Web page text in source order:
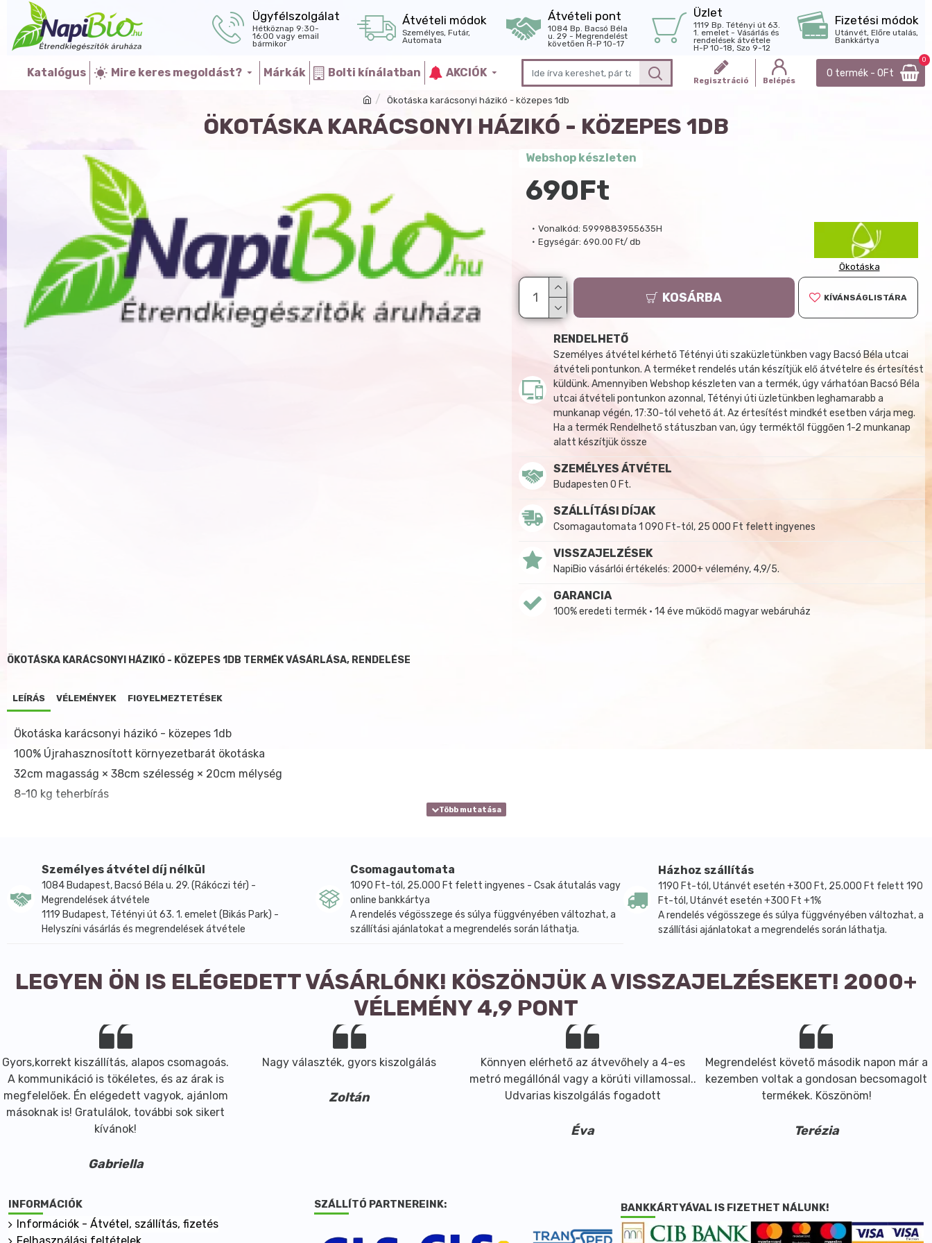
Ügyfélszolgálat
Hétköznap 9:30-
16:00 vagy email
bármikor
Átvételi módok
Személyes, Futár,
Automata
Átvételi pont
1084 Bp. Bacsó Béla
u. 29 - Megrendelést
követően H-P 10-17
Üzlet
1119 Bp. Tétényi út 63.
1. emelet - Vásárlás és
rendelések átvétele
H-P 10-18, Szo 9-12
Fizetési módok
Utánvét, Előre utalás,
Bankkártya
Katalógus Mire keres megoldást? Márkák Bolti kínálatban AKCIÓK
Regisztráció Belépés
0 termék - 0Ft
0
Ökotáska karácsonyi házikó - közepes 1db
ÖKOTÁSKA KARÁCSONYI HÁZIKÓ - KÖZEPES 1DB
Vonalkód: 5999883955635H
Egységár: 690.00 Ft/ db
Ökotáska
Webshop készleten
690Ft
KOSÁRBA KÍVÁNSÁGLISTÁRA
RENDELHETŐ
Személyes átvétel kérhető Tétényi úti szaküzletünkben vagy Bacsó Béla utcai
átvételi pontunkon. A terméket rendelés után készítjük elő átvételre és értesítést
küldünk. Amennyiben Webshop készleten van a termék, úgy várhatóan Bacsó Béla
utcai átvételi pontunkon azonnal, Tétényi úti üzletünkben leghamarabb a
munkanap végén, 17:30-tól vehető át. Az értesítést mindkét esetben várja meg.
Ha a termék Rendelhető státuszban van, úgy terméktől függően 1-2 munkanap
alatt készítjük össze
SZEMÉLYES ÁTVÉTEL
Budapesten 0 Ft.
SZÁLLÍTÁSI DÍJAK
Csomagautomata 1 090 Ft-tól, 25 000 Ft felett ingyenes
VISSZAJELZÉSEK
NapiBio vásárlói értékelés: 2000+ vélemény, 4,9/5.
GARANCIA
100% eredeti termék • 14 éve működő magyar webáruház
ÖKOTÁSKA KARÁCSONYI HÁZIKÓ - KÖZEPES 1DB TERMÉK VÁSÁRLÁSA, RENDELÉSE
LEÍRÁS VÉLEMÉNYEK FIGYELMEZTETÉSEK
Ökotáska karácsonyi házikó - közepes 1db
100% Újrahasznosított környezetbarát ökotáska
32cm magasság × 38cm szélesség × 20cm mélység
8-10 kg teherbírás
Személyes átvétel díj nélkül
1084 Budapest, Bacsó Béla u. 29. (Rákóczi tér) -
Megrendelések átvétele
1119 Budapest, Tétényi út 63. 1. emelet (Bikás Park) -
Helyszíni vásárlás és megrendelések átvétele
Csomagautomata
1090 Ft-tól, 25.000 Ft felett ingyenes - Csak átutalás vagy
online bankkártya
A rendelés végösszege és súlya függvényében változhat, a
szállítási ajánlatokat a megrendelés során láthatja.
Házhoz szállítás
1190 Ft-tól, Utánvét esetén +300 Ft, 25.000 Ft felett 190
Ft-tól, Utánvét esetén +300 Ft +1%
A rendelés végösszege és súlya függvényében változhat, a
szállítási ajánlatokat a megrendelés során láthatja.
LEGYEN ÖN IS ELÉGEDETT VÁSÁRLÓNK! KÖSZÖNJÜK A VISSZAJELZÉSEKET! 2000+
VÉLEMÉNY 4,9 PONT
Gyors,korrekt kiszállítás, alapos csomagoás.
A kommunikáció is tökéletes, és az árak is
megfelelőek. Én elégedett vagyok, ajánlom
másoknak is! Gratulálok, további sok sikert
kívánok!
Gabriella
Nagy választék, gyors kiszolgálás
Zoltán
Könnyen elérhető az átvevőhely a 4-es
metró megállónál vagy a körúti villamossal..
Udvarias kiszolgálás fogadott
Éva
Megrendelést követő második napon már a
kezemben voltak a gondosan becsomagolt
termékek. Köszönöm!
Terézia
INFORMÁCIÓK
Információk - Átvétel, szállítás, fizetés
SZÁLLÍTÓ PARTNEREINK: BANKKÁRTYÁVAL IS FIZETHET NÁLUNK!